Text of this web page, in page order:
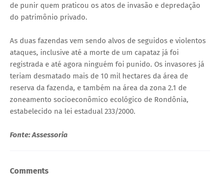
de punir quem praticou os atos de invasão e depredação
do patrimônio privado.
As duas fazendas vem sendo alvos de seguidos e violentos
ataques, inclusive até a morte de um capataz já foi
registrada e até agora ninguém foi punido. Os invasores já
teriam desmatado mais de 10 mil hectares da área de
reserva da fazenda, e também na área da zona 2.1 de
zoneamento socioeconômico ecológico de Rondônia,
estabelecido na lei estadual 233/2000.
Fonte: Assessoria
Comments